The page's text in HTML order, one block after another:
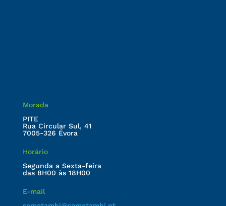
Morada
PITE
Rua Circular Sul, 41
7005-326 Évora
Horário
Segunda a Sexta-feira
das 8H00 às 18H00
E-mail